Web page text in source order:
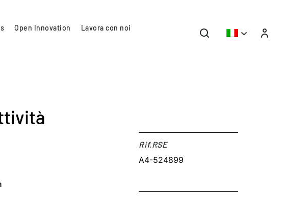
Open Innovation Lavora con noi
Rif.RSE​
A4-524899